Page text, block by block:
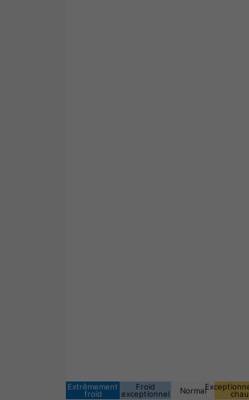
Extrêmement
froid
Froid
exceptionnel
Normal